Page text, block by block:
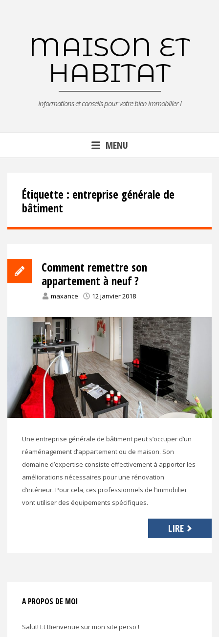
MAISON ET
HABITAT
Informations et conseils pour votre bien immobilier !
MENU
Étiquette : entreprise générale de
bâtiment
Comment remettre son
appartement à neuf ?
maxance 12 janvier 2018
Une entreprise générale de bâtiment peut s’occuper d’un
réaménagement d’appartement ou de maison. Son
domaine d’expertise consiste effectivement à apporter les
améliorations nécessaires pour une rénovation
d’intérieur. Pour cela, ces professionnels de l’immobilier
vont utiliser des équipements spécifiques.
LIRE
A PROPOS DE MOI
Salut! Et Bienvenue sur mon site perso !